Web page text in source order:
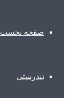
صفحه نخست
تندرستی